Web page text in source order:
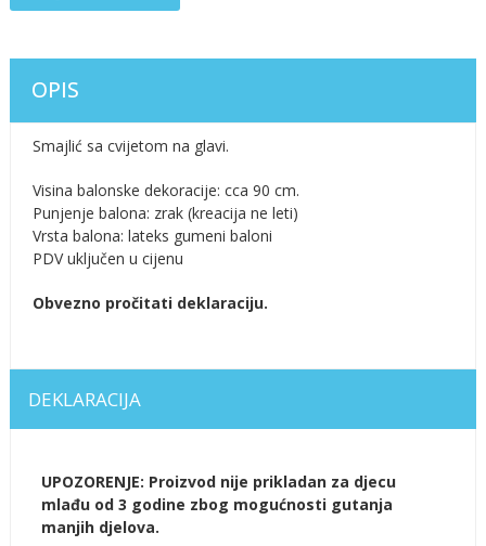
OPIS
Smajlić sa cvijetom na glavi.
Visina balonske dekoracije: cca 90 cm.
Punjenje balona: zrak (kreacija ne leti)
Vrsta balona: lateks gumeni baloni
PDV uključen u cijenu
Obvezno pročitati deklaraciju.
DEKLARACIJA
UPOZORENJE: Proizvod nije prikladan za djecu
mlađu od 3 godine zbog mogućnosti gutanja
manjih djelova.